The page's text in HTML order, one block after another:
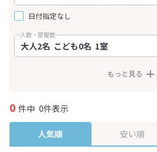
日付指定なし
人数・部屋数
もっと見る
0 件中 0件表示
人気順 安い順